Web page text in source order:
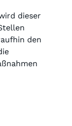
dieser
den